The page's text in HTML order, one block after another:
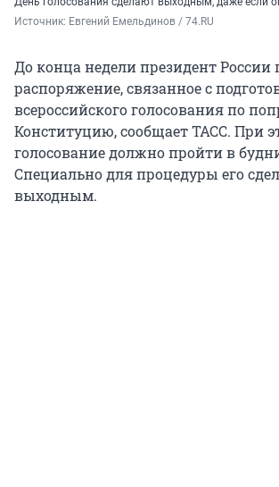
Источник: Евгений Емельдинов / 74.RU
До конца недели президент
распоряжение, связанное с
всероссийского голосования по
Конституцию, сообщает ТАСС. При
голосование должно пройти в
Специально для процедуры его
выходным.